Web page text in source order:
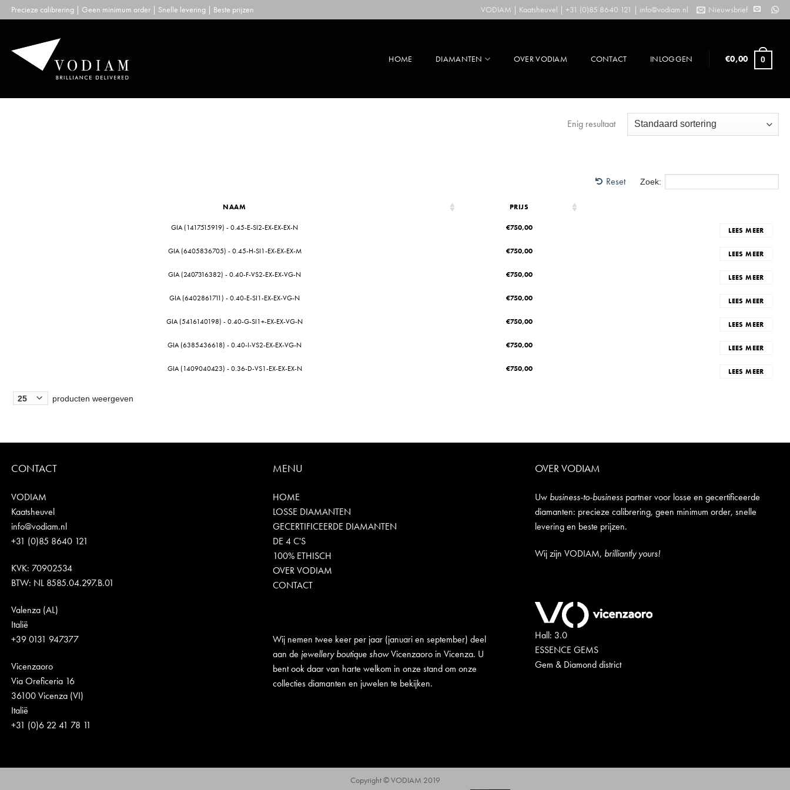
Skip
to
Precieze calibrering | Geen minimum order | Snelle levering | Beste prijzen VODIAM | Kaatsheuvel | +31 (0)85 8640 121 | info@vodiam.nl Nieuwsbrief
HOME DIAMANTEN OVER VODIAM CONTACT INLOGGEN €0,00 0
Enig resultaat
Reset Zoek:
NAAM PRIJS
GIA (1417515919) - 0.45-E-SI2-EX-EX-EX-N €750,00 LEES MEER
GIA (6405836705) - 0.45-H-SI1-EX-EX-EX-M €750,00 LEES MEER
GIA (2407316382) - 0.40-F-VS2-EX-EX-VG-N €750,00 LEES MEER
GIA (6402861711) - 0.40-E-SI1-EX-EX-VG-N €750,00 LEES MEER
GIA (5416140198) - 0.40-G-SI1+-EX-EX-VG-N €750,00 LEES MEER
GIA (6385436618) - 0.40-I-VS2-EX-EX-VG-N €750,00 LEES MEER
GIA (1409040423) - 0.36-D-VS1-EX-EX-EX-N €750,00 LEES MEER
producten weergeven
CONTACT
VODIAM
Kaatsheuvel
info@vodiam.nl
+31 (0)85 8640 121
KVK: 70902534
BTW: NL 8585.04.297.B.01
Valenza (AL)
Italië
+39 0131 947377
Vicenzaoro
Via Oreficeria 16
36100 Vicenza (VI)
Italië
+31 (0)6 22 41 78 11
MENU
HOME
LOSSE DIAMANTEN
GECERTIFICEERDE DIAMANTEN
DE 4 C'S
100% ETHISCH
OVER VODIAM
CONTACT
Wij nemen twee keer per jaar (januari en september) deel
aan de jewellery boutique showVicenzaoro in Vicenza. U
bent ook daar van harte welkom in onze stand om onze
collecties diamanten en juwelen te bekijken.
OVER VODIAM
Uw business-to-businesspartner voor losse en gecertificeerde
diamanten: precieze calibrering, geen minimum order, snelle
levering en beste prijzen.
Wij zijn VODIAM, brilliantly yours!
Hall: 3.0
ESSENCE GEMS
Gem & Diamond district
Copyright © VODIAM 2019